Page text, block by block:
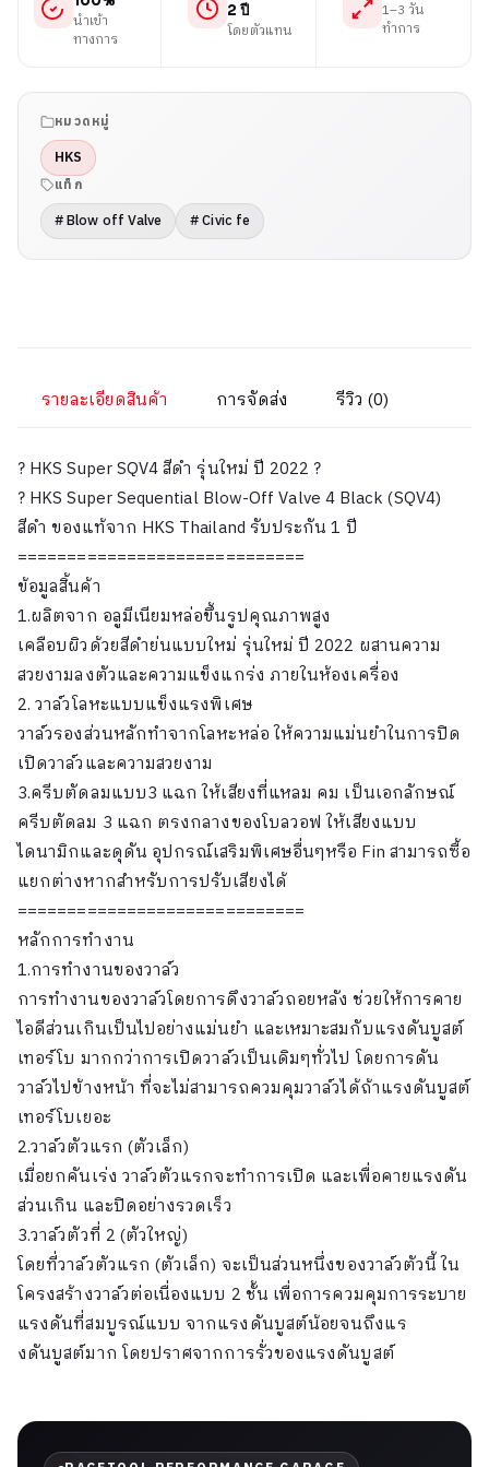
นำเข้า
ทางการ
2 ปี
โดยตัวแทน
1–3 วัน
ทำการ
หมวดหมู่
HKS
แท็ก
# Blow off Valve # Civic fe
รายละเอียดสินค้า การจัดส่ง รีวิว (0)
? HKS Super SQV4 สีดำ รุ่นใหม่ ปี 2022 ?
? HKS Super Sequential Blow-Off Valve 4 Black (SQV4)
สีดำ ของแท้จาก HKS Thailand รับประกัน 1 ปี
=============================
ข้อมูลสิ้นค้า
1.ผลิตจาก อลูมีเนียมหล่อขึ้นรูปคุณภาพสูง
เคลือบผิวด้วยสีดำย่นแบบใหม่ รุ่นใหม่ ปี 2022 ผสานความ
สวยงามลงตัวและความแข็งแกร่ง ภายในห้องเครื่อง
2. วาล์วโลหะแบบแข็งแรงพิเศษ
วาล์วรองส่วนหลักทำจากโลหะหล่อ ให้ความแม่นยำในการปิด
เปิดวาล์วและความสวยงาม
3.ครีบตัดลมแบบ3 แฉก ให้เสียงที่แหลม คม เป็นเอกลักษณ์
ครีบตัดลม 3 แฉก ตรงกลางของโบลวอฟ ให้เสียงแบบ
ไดนามิกและดุดัน อุปกรณ์เสริมพิเศษอื่นๆหรือ Fin สามารถซื้อ
แยกต่างหากสำหรับการปรับเสียงได้
=============================
หลักการทำงาน
1.การทำงานของวาล์ว
การทำงานของวาล์วโดยการดึงวาล์วถอยหลัง ช่วยให้การคาย
ไอดีส่วนเกินเป็นไปอย่างแม่นยำ และเหมาะสมกับแรงดันบูสต์
เทอร์โบ มากกว่าการเปิดวาล์วเป็นเดิมๆทั่วไป โดยการดัน
วาล์วไปข้างหน้า ที่จะไม่สามารถควมคุมวาล์วได้ถ้าแรงดันบูสต์
เทอร์โบเยอะ
2.วาล์วตัวแรก (ตัวเล็ก)
เมื่อยกคันเร่ง วาล์วตัวแรกจะทำการเปิด และเพื่อคายแรงดัน
ส่วนเกิน และปิดอย่างรวดเร็ว
3.วาล์วตัวที่ 2 (ตัวใหญ่)
โดยที่วาล์วตัวแรก (ตัวเล็ก) จะเป็นส่วนหนึ่งของวาล์วตัวนี้ ใน
โครงสร้างวาล์วต่อเนื่องแบบ 2 ชั้น เพื่อการควมคุมการระบาย
แรงดันที่สมบูรณ์แบบ จากแรงดันบูสต์น้อยจนถึงแร
งดันบูสต์มาก โดยปราศจากการรั่วของแรงดันบูสต์